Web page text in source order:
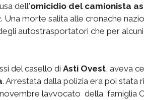
dell'omicidio del camionista
Una morte salita alle cronache
autostrasportatori che per
del casello di Asti Ovest , aveva
. Arrestata dalla polizia era poi stata
lavvocato della famiglia